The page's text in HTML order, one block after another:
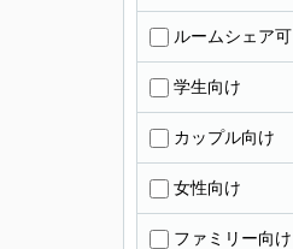
ルームシェア可
学生向け
カップル向け
女性向け
ファミリー向け